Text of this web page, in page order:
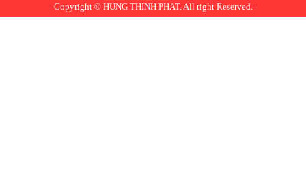
Copyright © HUNG THINH PHAT. All right Reserved.